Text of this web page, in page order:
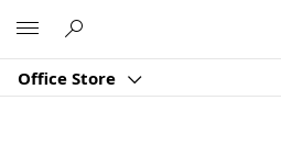
Office Store